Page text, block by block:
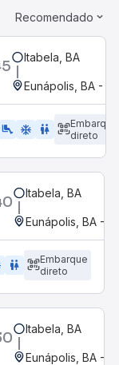
Recomendado
Itabela, BA
Eunápolis, BA -
airline_seat_legroom_extra ac_unit WC
Embarque
direto
Itabela, BA
Eunápolis, BA -
WC
Embarque
direto
Itabela, BA
Eunápolis, BA -